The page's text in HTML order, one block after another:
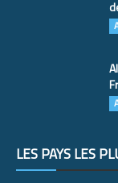
LES PAYS LES